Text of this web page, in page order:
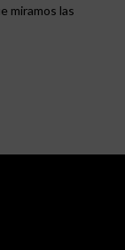
miramos las